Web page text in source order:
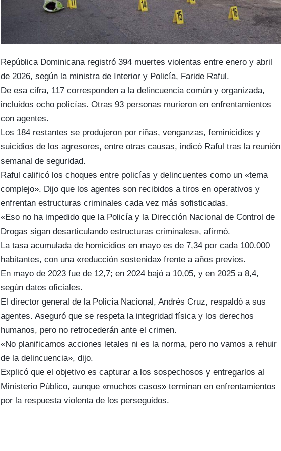
República Dominicana registró 394 muertes violentas entre enero y abril
de 2026, según la ministra de Interior y Policía, Faride Raful.
De esa cifra, 117 corresponden a la delincuencia común y organizada,
incluidos ocho policías. Otras 93 personas murieron en enfrentamientos
con agentes.
Los 184 restantes se produjeron por riñas, venganzas, feminicidios y
suicidios de los agresores, entre otras causas, indicó Raful tras la reunión
semanal de seguridad.
Raful calificó los choques entre policías y delincuentes como un «tema
complejo». Dijo que los agentes son recibidos a tiros en operativos y
enfrentan estructuras criminales cada vez más sofisticadas.
«Eso no ha impedido que la Policía y la Dirección Nacional de Control de
Drogas sigan desarticulando estructuras criminales», afirmó.
La tasa acumulada de homicidios en mayo es de 7,34 por cada 100.000
habitantes, con una «reducción sostenida» frente a años previos.
En mayo de 2023 fue de 12,7; en 2024 bajó a 10,05, y en 2025 a 8,4,
según datos oficiales.
El director general de la Policía Nacional, Andrés Cruz, respaldó a sus
agentes. Aseguró que se respeta la integridad física y los derechos
humanos, pero no retrocederán ante el crimen.
«No planificamos acciones letales ni es la norma, pero no vamos a rehuir
de la delincuencia», dijo.
Explicó que el objetivo es capturar a los sospechosos y entregarlos al
Ministerio Público, aunque «muchos casos» terminan en enfrentamientos
por la respuesta violenta de los perseguidos.